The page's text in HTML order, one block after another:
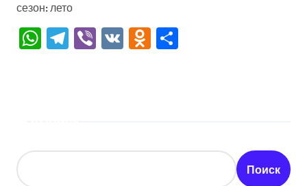
сезон: лето
WhatsApp
Telegram
Viber
VK Odnoklassniki
Поиск